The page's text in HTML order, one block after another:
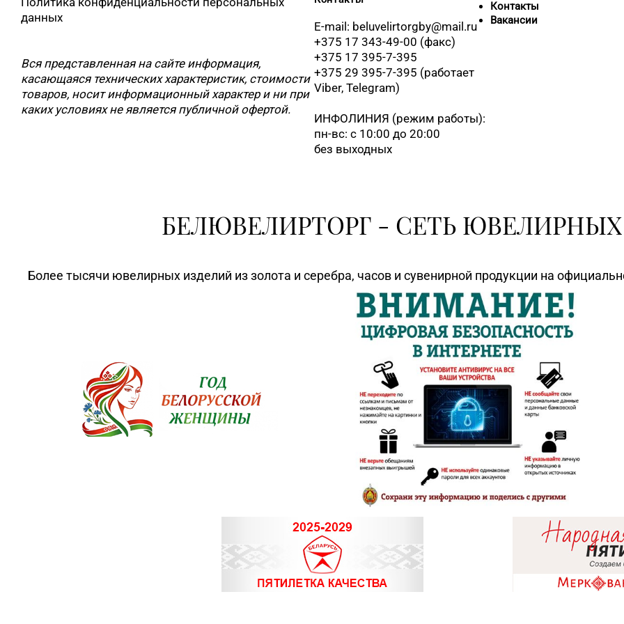
8 (0212)
8 (0212)
8 (0214)
8 (0232)
8 (0232)
8 (0232)
8 (0152)
03
данных
Вся представленная на сайте информация,
касающаяся технических характеристик, стоимости
товаров, носит информационный характер и ни при
каких условиях не является публичной офертой.
E-mail: beluvelirtorgby@mail.ru
+375 17 343-49-00 (факс)
+375 17 395-7-395
+375 29 395-7-395 (работает
Viber, Telegram)
ИНФОЛИНИЯ (режим работы):
пн-вс: с 10:00 до 20:00
без выходных
Контакты
Вакансии
БЕЛЮВЕЛИРТОРГ - СЕТЬ
Более тысячи ювелирных изделий из золота и серебра, часов и сувенирной продукции на